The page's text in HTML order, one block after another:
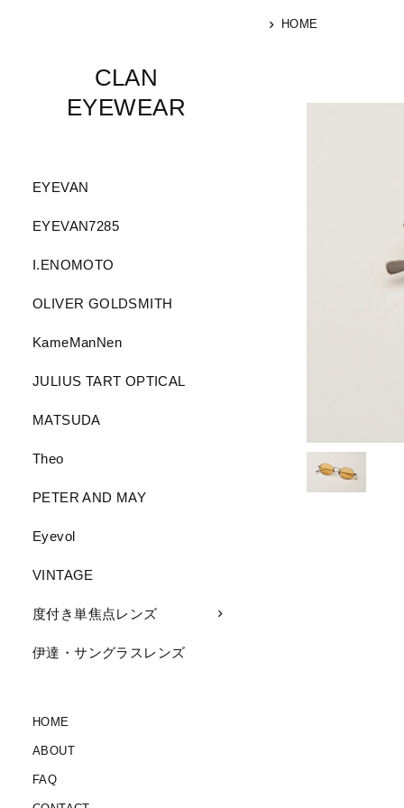
CLAN
EYEWEAR
EYEVAN
EYEVAN7285
I.ENOMOTO
OLIVER GOLDSMITH
KameManNen
JULIUS TART OPTICAL
MATSUDA
Theo
PETER AND MAY
Eyevol
VINTAGE
度付き単焦点レンズ
伊達・サングラスレンズ
HOME
ABOUT
FAQ
HOME